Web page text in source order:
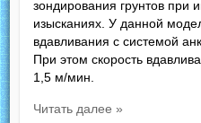
зондирования грунтов при
изысканиях. У данной
вдавливания с системой
При этом скорость
1,5 м/мин.
Читать далее »